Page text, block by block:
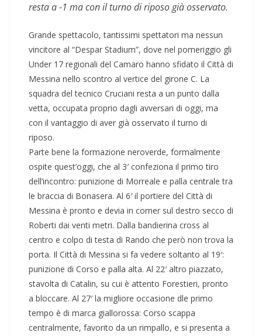
resta a -1 ma con il turno di riposo già osservato.
Grande spettacolo, tantissimi spettatori ma nessun
vincitore al “Despar Stadium”, dove nel pomeriggio gli
Under 17 regionali del Camaro hanno sfidato il Città di
Messina nello scontro al vertice del girone C. La
squadra del tecnico Cruciani resta a un punto dalla
vetta, occupata proprio dagli avversari di oggi, ma
con il vantaggio di aver già osservato il turno di
riposo.
Parte bene la formazione neroverde, formalmente
ospite quest’oggi, che al 3′ confeziona il primo tiro
dell’incontro: punizione di Morreale e palla centrale tra
le braccia di Bonasera. Al 6′ il portiere del Città di
Messina è pronto e devia in corner sul destro secco di
Roberti dai venti metri. Dalla bandierina cross al
centro e colpo di testa di Rando che però non trova la
porta. Il Città di Messina si fa vedere soltanto al 19′:
punizione di Corso e palla alta. Al 22′ altro piazzato,
stavolta di Catalin, su cui è attento Forestieri, pronto
a bloccare. Al 27′ la migliore occasione dle primo
tempo è di marca giallorossa: Corso scappa
centralmente, favorito da un rimpallo, e si presenta a